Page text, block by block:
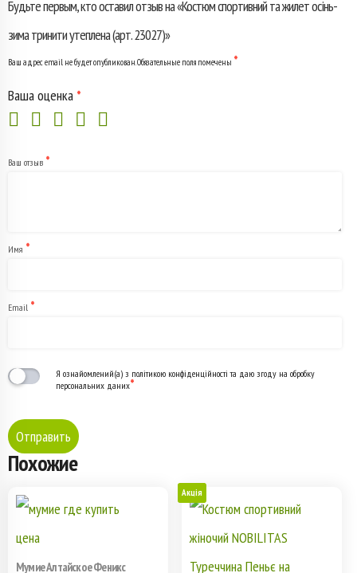
утеплена
(арт.
23027)
Будьте первым, кто оставил отзыв на «Костюм спортивний та жилет осінь-
зима тринити утеплена (арт. 23027)»
Ваш адрес email не будет опубликован. Обязательные поля помечены *
Ваша оценка *
Ваш отзыв *
Имя *
Email *
Я ознайомлений(а) з політикою конфіденційності та даю згоду на обробку
персональних даних*
Похожие
Мумие Алтайское Феникс
Акція